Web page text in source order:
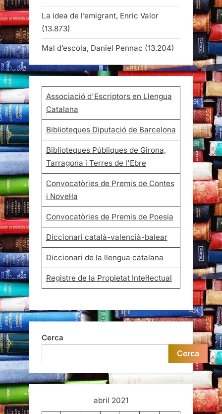
La idea de l’emigrant, Enric Valor
(13.873)
Mal d’escola, Daniel Pennac (13.204)
Associació d'Escriptors en Llengua
Catalana
Biblioteques Diputació de Barcelona
Biblioteques Públiques de Girona,
Tarragona i Terres de l'Ebre
Convocatòries de Premis de Contes
i Novel·la
Convocatòries de Premis de Poesia
Diccionari català-valencià-balear
Diccionari de la llengua catalana
Registre de la Propietat Intel·lectual
Cerca
Cerca
abril 2021